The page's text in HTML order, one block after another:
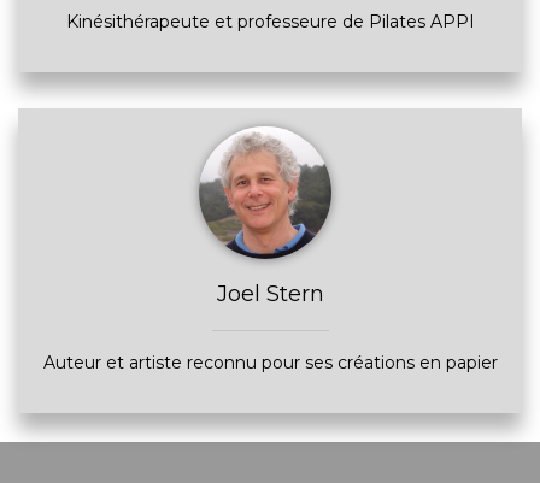
Kinésithérapeute et professeure de Pilates APPI
Joel Stern
Auteur et artiste reconnu pour ses créations en papier